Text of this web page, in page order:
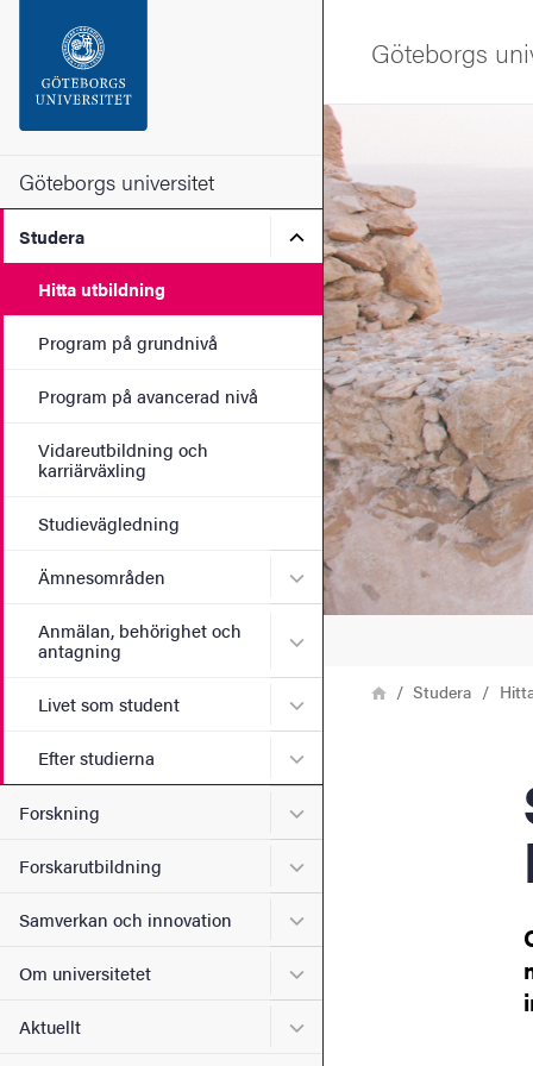
Sidfoten
Om webbplatsen
Göteborgs universitet
Studera Undermeny för Studera
Hitta utbildning
Program på grundnivå
Program på avancerad nivå
Vidareutbildning och
karriärväxling
Studievägledning
Ämnesområden Undermeny för
Anmälan, behörighet och
antagning
Undermeny för Anmälan,
Livet som student Undermeny för Livet som
Efter studierna Undermeny för Efter
Forskning Undermeny för Forskning
Forskarutbildning Undermeny för
Samverkan och innovation Undermeny för Samverkan
Om universitetet Undermeny för Om
Aktuellt Undermeny för Aktuellt
Göteborgs
Bild
LänkstigHemStudera